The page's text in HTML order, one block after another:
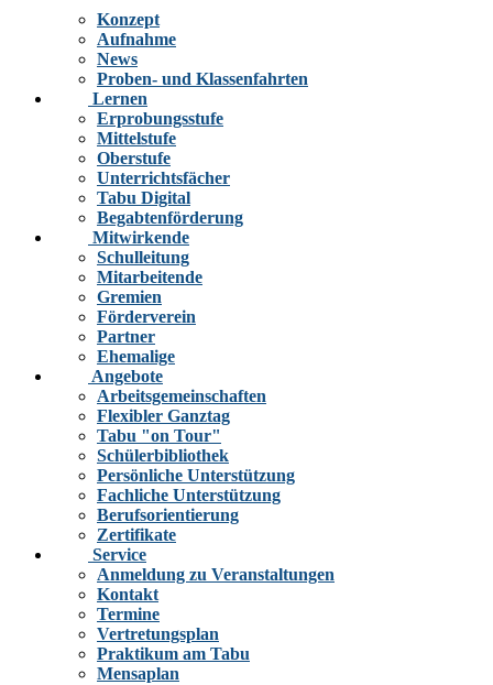
Konzept
Aufnahme
News
Proben- und Klassenfahrten
Lernen
Erprobungsstufe
Mittelstufe
Oberstufe
Unterrichtsfächer
Tabu Digital
Begabtenförderung
Mitwirkende
Schulleitung
Mitarbeitende
Gremien
Förderverein
Partner
Ehemalige
Angebote
Arbeitsgemeinschaften
Flexibler Ganztag
Tabu "on Tour"
Schülerbibliothek
Persönliche Unterstützung
Fachliche Unterstützung
Berufsorientierung
Zertifikate
Service
Anmeldung zu Veranstaltungen
Kontakt
Termine
Vertretungsplan
Praktikum am Tabu
Mensaplan